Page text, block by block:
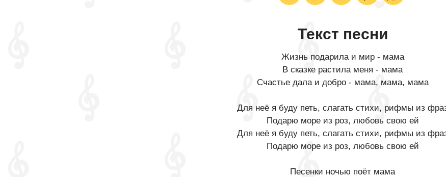
Текст песни
Жизнь подарила и мир - мама
В сказке растила меня - мама
Счастье дала и добро - мама, мама, мама
Для неё я буду петь, слагать стихи, рифмы из
Подарю море из роз, любовь свою ей
Для неё я буду петь, слагать стихи, рифмы из
Подарю море из роз, любовь свою ей
Песенки ночью поёт мама